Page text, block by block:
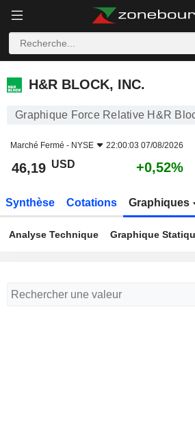
H&R BLOCK, INC.
H&R BLOCK, INC.
Graphique Force Relative H&R
Marché Fermé - NYSE 22:00:03 07/08/2026
46,19 USD +0,52%
Synthèse Cotations Graphiques
Analyse Technique Graphique